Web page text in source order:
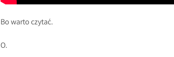
Bo warto czytać.
O.